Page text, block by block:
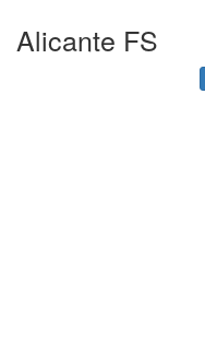
Alicante FS